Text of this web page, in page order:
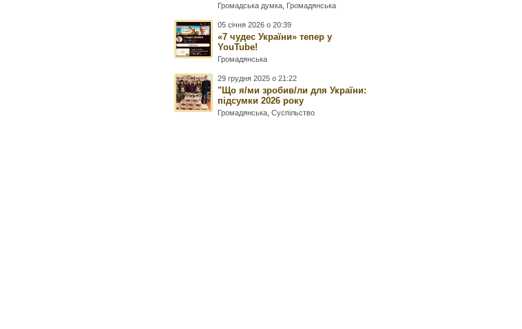
Громадська думка Громадянська
05 січня 2026 о 20:39
«7 чудес України» тепер у
YouTube!
Громадянська
29 грудня 2025 о 21:22
"Що я/ми зробив/ли для України:
підсумки 2026 року
Громадянська ,Суспільство